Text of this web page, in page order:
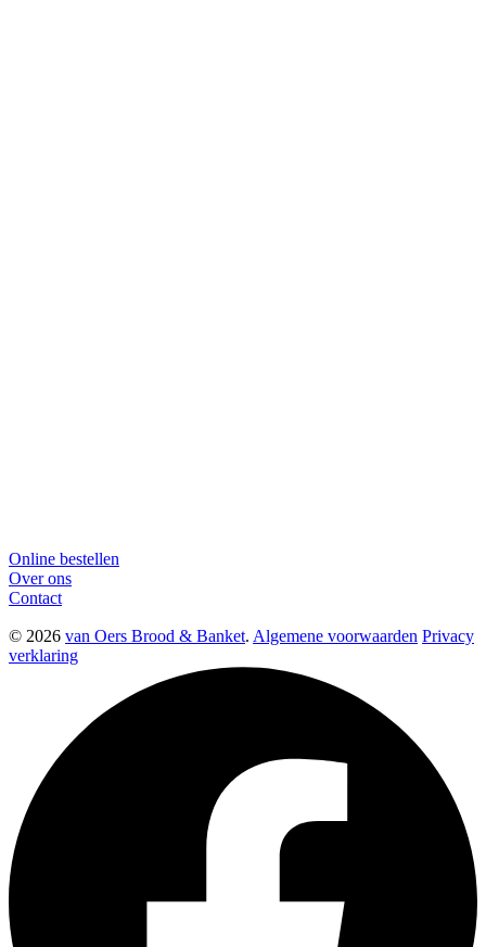
Online bestellen
Over ons
Contact
© 2026 van Oers Brood & Banket. Algemene voorwaarden Privacy
verklaring